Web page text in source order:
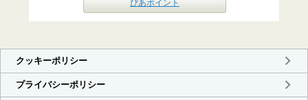
ぴあポイント